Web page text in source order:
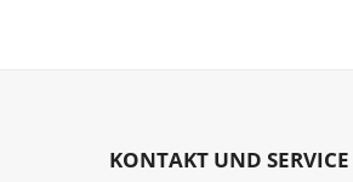
KONTAKT UND SERVICE